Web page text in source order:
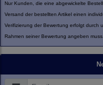
Nur Kunden, die eine abgewickelte
Versand der bestellten Artikel einen
Verifizierung der Bewertung erfolgt durch
Rahmen seiner Bewertung angeben muss.